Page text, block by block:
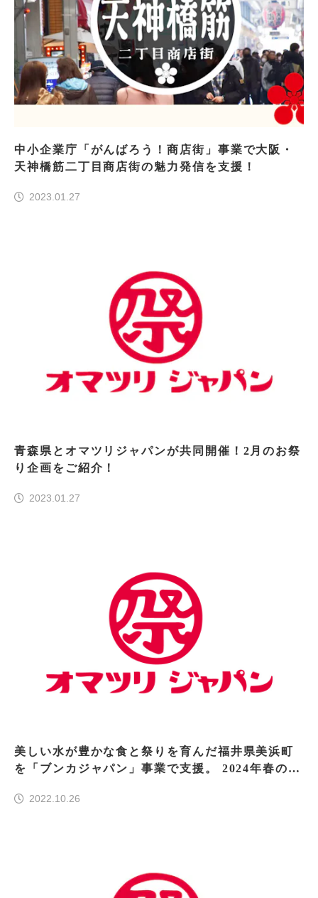
中小企業庁「がんばろう！商店街」事業で大阪・
天神橋筋二丁目商店街の魅力発信を支援！
2023.01.27
青森県とオマツリジャパンが共同開催！2月のお祭
り企画をご紹介！
2023.01.27
美しい水が豊かな食と祭りを育んだ福井県美浜町
を「ブンカジャパン」事業で支援。 2024年春の北
2022.10.26